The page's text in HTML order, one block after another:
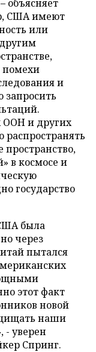
объясняет
США имеют
или
помехи
и
запросить
ООН и других
пространство,
в космосе и
государство
была
через
пытался
этот факт
новой
наши
- уверен
Спринг.